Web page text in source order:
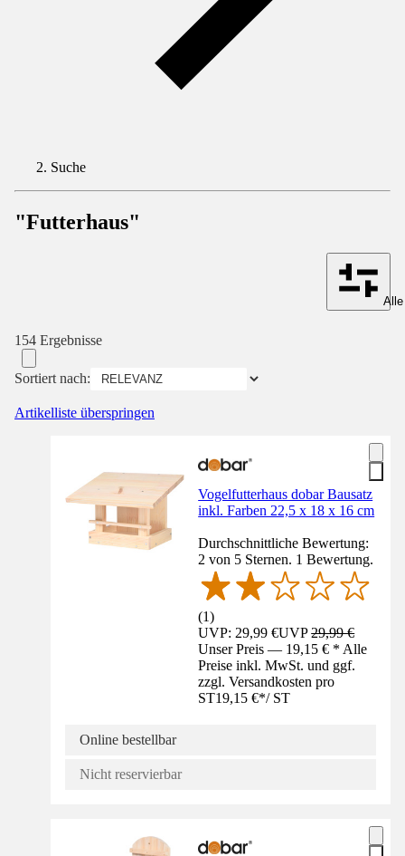
Suche
"Futterhaus"
154 Ergebnisse
Sortiert nach:
Artikelliste überspringen
Vogelfutterhaus dobar Bausatz
inkl. Farben 22,5 x 18 x 16 cm
Durchschnittliche Bewertung:
2 von 5 Sternen. 1 Bewertung.
(1)
UVP: 29,99 €UVP29,99 €
Unser Preis — 19,15 € * Alle
Preise inkl. MwSt. und ggf.
zzgl. Versandkosten pro
ST19,15 €*/ ST
Online bestellbar
Nicht reservierbar